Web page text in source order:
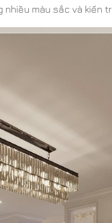
màu sắc và kiến